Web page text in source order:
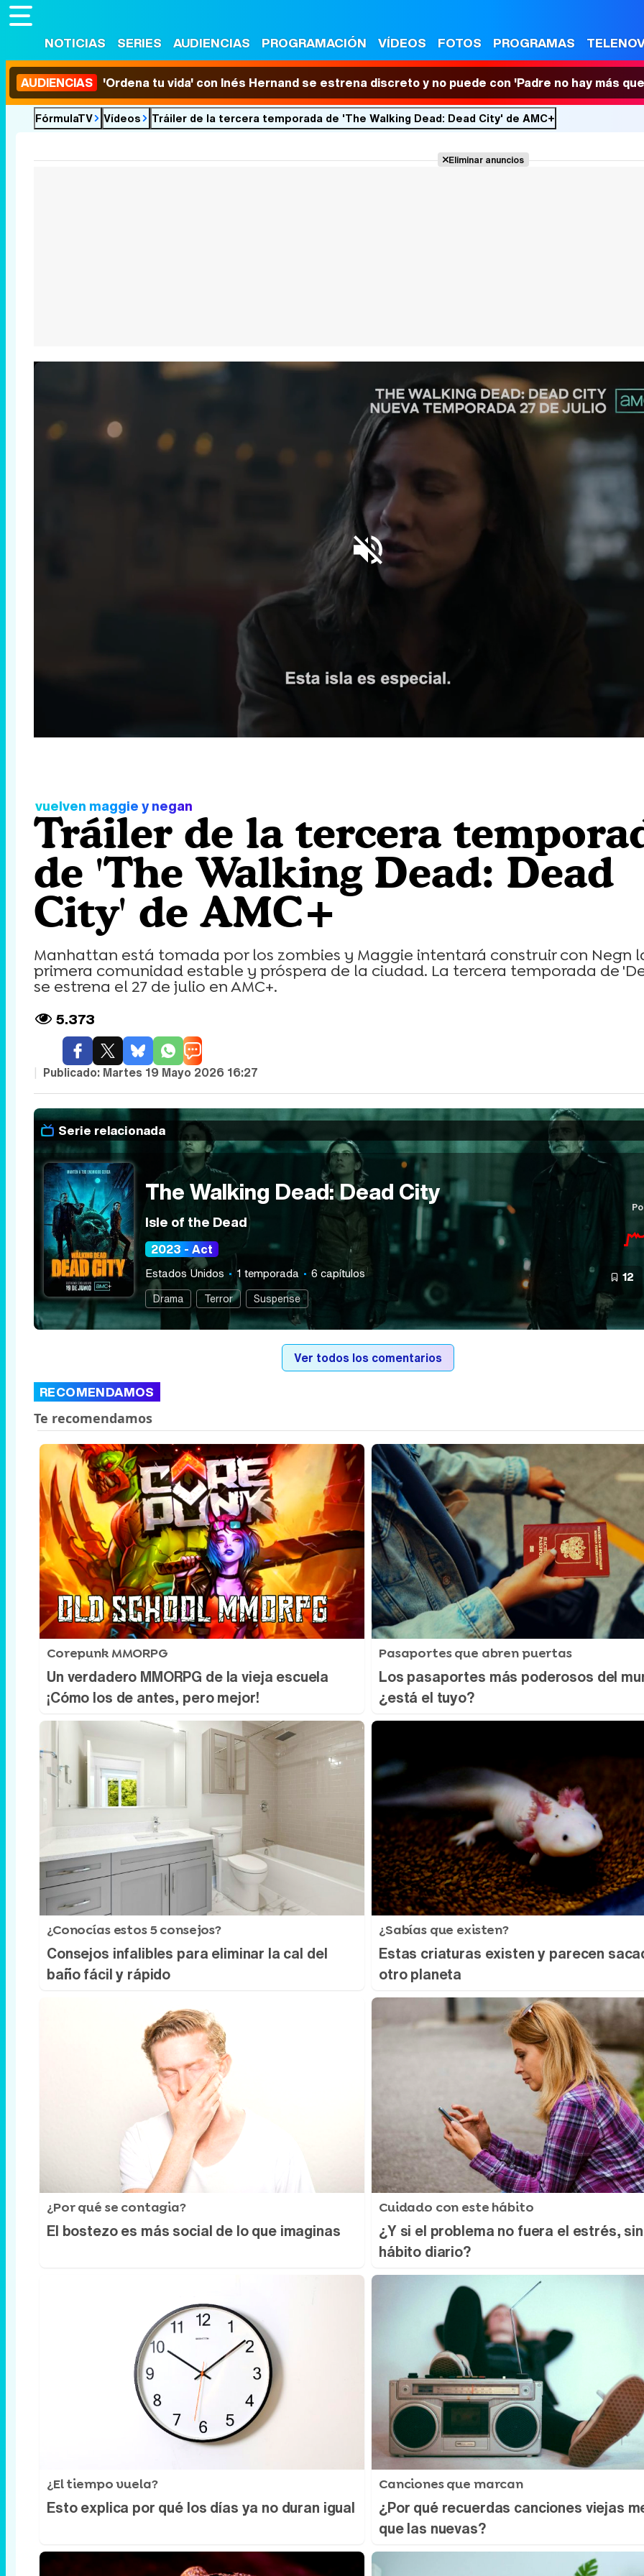
NOTICIAS SERIES AUDIENCIAS PROGRAMACIÓN VÍDEOS FOTOS PROGRAMAS
AUDIENCIAS 'Ordena tu vida' con Inés Hernand se estrena discreto y no puede con 'Padre no hay más
FórmulaTV Vídeos Tráiler de la tercera temporada de 'The Walking Dead: Dead City' de AMC+
Eliminar anuncios
Loaded:
vuelven maggie y negan
Tráiler de la tercera
de 'The Walking Dead: Dead
City' de AMC+
Manhattan está tomada por los zombies y Maggie intentará construir con Negn
primera comunidad estable y próspera de la ciudad. La tercera temporada de
se estrena el 27 de julio en AMC+.
5.373
| Publicado: Martes 19 Mayo 2026 16:27
Serie relacionada
The Walking Dead: Dead City
Isle of the Dead
2023 - Act
Estados Unidos 1 temporada 6 capítulos
Drama Terror Suspense
12
Ver todos los comentarios
RECOMENDAMOS
Corepunk MMORPG
Un verdadero MMORPG de la vieja escuela
¡Cómo los de antes, pero mejor!
Pasaportes que abren puertas
Los pasaportes más poderosos del
¿está el tuyo?
¿Conocías estos 5 consejos?
Consejos infalibles para eliminar la cal del
baño fácil y rápido
¿Sabías que existen?
Estas criaturas existen y parecen
otro planeta
¿Por qué se contagia?
El bostezo es más social de lo que imaginas
Cuidado con este hábito
¿Y si el problema no fuera el estrés,
hábito diario?
¿El tiempo vuela?
Esto explica por qué los días ya no duran igual
Canciones que marcan
¿Por qué recuerdas canciones viejas
que las nuevas?